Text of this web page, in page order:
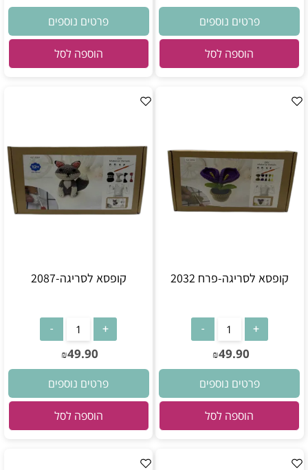
פרטים נוספים
הוספה לסל
פרטים נוספים
הוספה לסל
קופסא לסריגה-פרח 2032
₪49.90
פרטים נוספים
הוספה לסל
קופסא לסריגה-2087
₪49.90
פרטים נוספים
הוספה לסל